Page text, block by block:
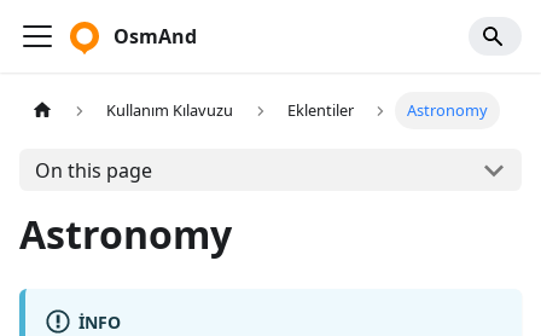
OsmAnd
Kullanım Kılavuzu Eklentiler Astronomy
On this page
Astronomy
INFO